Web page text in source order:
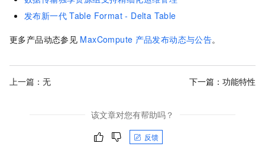
发布新一代 Table Format - Delta Table
更多产品动态参见 MaxCompute 产品发布动态与公告。
上一篇：无 下一篇： 功能特性
该文章对您有帮助吗？
反馈